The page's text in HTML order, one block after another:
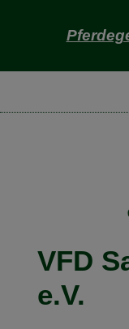
VFD
e.V.